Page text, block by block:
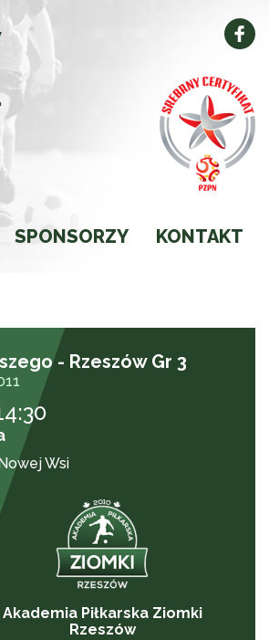
SPONSORZY KONTAKT
- Rzeszów Gr 3
Wsi
Akademia Piłkarska Ziomki
Rzeszów